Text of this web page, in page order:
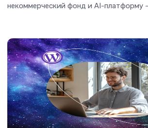
некоммерческий фонд и AI-платформу